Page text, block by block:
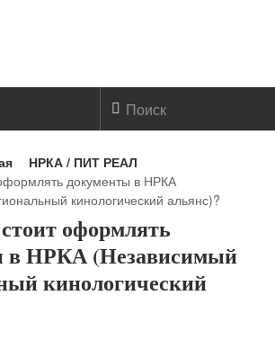
НРКА / ПИТ РЕАЛ
документы в НРКА
кинологический альянс)?
оформлять
в НРКА (Независимый
кинологический